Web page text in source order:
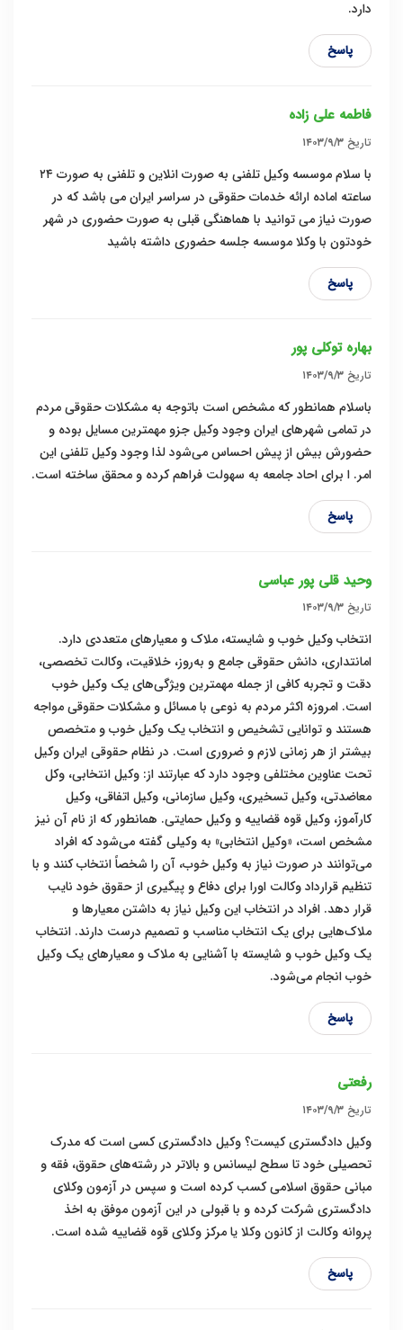
دارد.
پاسخ
فاطمه علی زاده
تاریخ ۱۴۰۳/۹/۳
با سلام موسسه وکیل تلفنی به صورت انلاین و تلفنی به صورت ۲۴
ساعته اماده ارائه خدمات حقوقی در سراسر ایران می باشد که در
صورت نیاز می توانید با هماهنگی قبلی به صورت حضوری در شهر
خودتون با وکلا موسسه جلسه حضوری داشته باشید
پاسخ
بهاره توکلی پور
تاریخ ۱۴۰۳/۹/۳
باسلام همانطور که مشخص است باتوجه به مشکلات حقوقی مردم
در تمامی شهرهای ایران وجود وکیل جزو مهمترین مسایل بوده و
حضورش بیش از پیش احساس می‌شود لذا وجود وکیل تلفنی این
امر. ا برای احاد جامعه به سهولت فراهم کرده و محقق ساخته است.
پاسخ
وحید قلی پور عباسی
تاریخ ۱۴۰۳/۹/۳
انتخاب وکیل خوب و شایسته، ملاک و معیار‌های متعددی دارد.
امانتداری، دانش حقوقی جامع و به‌روز، خلاقیت، وکالت تخصصی،
دقت و تجربه کافی از جمله مهمترین ویژگی‌های یک وکیل خوب
است. امروزه اکثر مردم به نوعی با مسائل و مشکلات حقوقی مواجه
هستند و توانایی تشخیص و انتخاب یک وکیل خوب و متخصص
بیشتر از هر زمانی لازم و ضروری است. در نظام حقوقی ایران وکیل
تحت عناوین مختلفی وجود دارد که عبارتند از: وکیل انتخابی، وکل
معاضدتی، وکیل تسخیری، وکیل سازمانی، وکیل اتفاقی، وکیل
کارآموز، وکیل قوه قضاییه و وکیل حمایتی. همانطور که از نام آن نیز
مشخص است، «وکیل انتخابی» به وکیلی گفته می‌شود که افراد
می‌توانند در صورت نیاز به وکیل خوب، آن را شخصاً انتخاب کنند و با
تنظیم قرارداد وکالت اورا برای دفاع و پیگیری از حقوق خود نایب
قرار دهد. افراد در انتخاب این وکیل نیاز به داشتن معیارها و
ملاک‌هایی برای یک انتخاب مناسب و تصمیم درست دارند. انتخاب
یک وکیل خوب و شایسته با آشنایی به ملاک و معیار‌های یک وکیل
خوب انجام می‌شود.
پاسخ
رفعتی
تاریخ ۱۴۰۳/۹/۳
وکیل دادگستری کیست؟ وکیل دادگستری کسی است که مدرک
تحصیلی خود تا سطح لیسانس و بالاتر در رشته‌های حقوق، فقه و
مبانی حقوق اسلامی کسب کرده است و سپس در آزمون وکلای
دادگستری شرکت کرده و با قبولی در این آزمون موفق به اخذ
پروانه وکالت از کانون وکلا یا مرکز وکلای قوه قضاییه شده است.
پاسخ